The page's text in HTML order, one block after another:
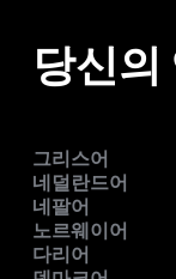
당신의
그리스어
네덜란드어
네팔어
노르웨이어
다리어